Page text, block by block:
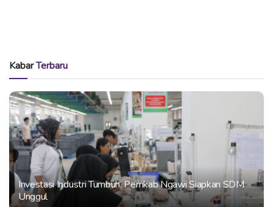
KabarTerbaru
Investasi Industri Tumbuh, Pemkab Ngawi Siapkan SDM
Unggul